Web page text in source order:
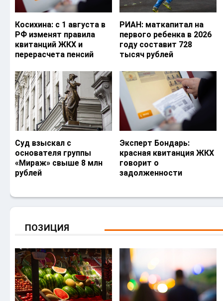
Косихина: с 1 августа в
РФ изменят правила
квитанций ЖКХ и
перерасчета пенсий
РИАН: маткапитал на
первого ребенка в 2026
году составит 728
тысяч рублей
Суд взыскал с
основателя группы
«Мираж» свыше 8 млн
рублей
Эксперт Бондарь:
красная квитанция ЖКХ
говорит о
задолженности
ПОЗИЦИЯ